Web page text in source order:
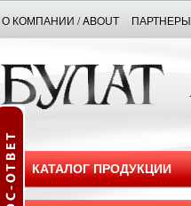
О КОМПАНИИ / ABOUT ПАРТНЕРЫ
КАТАЛОГ ПРОДУКЦИИ